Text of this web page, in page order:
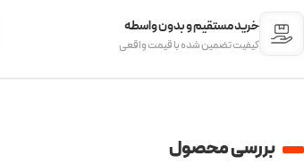
خرید مستقیم و بدون واسطه
کیفیت تضمین شده با قیمت واقعی
بررسی محصول